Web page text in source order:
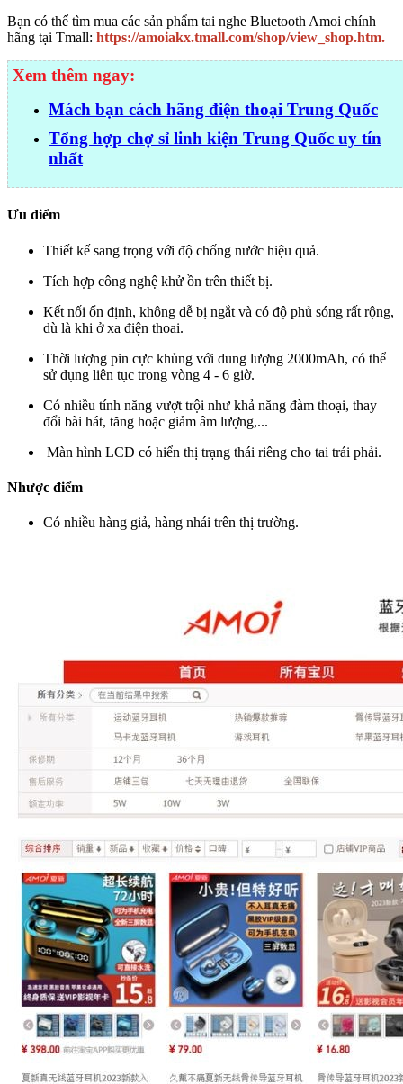
Bạn có thể tìm mua các sản phẩm tai nghe Bluetooth Amoi chính
hãng tại Tmall: https://amoiakx.tmall.com/shop/view_shop.htm.
Xem thêm ngay:
Mách bạn cách hãng điện thoại Trung Quốc
Tổng hợp chợ sỉ linh kiện Trung Quốc uy tín
nhất
Ưu điểm
Thiết kế sang trọng với độ chống nước hiệu quả.
Tích hợp công nghệ khử ồn trên thiết bị.
Kết nối ổn định, không dễ bị ngắt và có độ phủ sóng rất rộng,
dù là khi ở xa điện thoai.
Thời lượng pin cực khủng với dung lượng 2000mAh, có thể
sử dụng liên tục trong vòng 4 - 6 giờ.
Có nhiều tính năng vượt trội như khả năng đàm thoại, thay
đổi bài hát, tăng hoặc giảm âm lượng,...
Màn hình LCD có hiển thị trạng thái riêng cho tai trái phải.
Nhược điểm
Có nhiều hàng giả, hàng nhái trên thị trường.